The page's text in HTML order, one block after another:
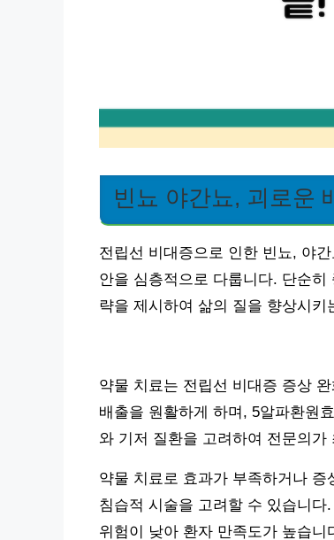
빈뇨 야간뇨, 괴로운
전립선 비대증으로 인한 빈뇨, 야
안을 심층적으로 다룹니다. 단순
략을 제시하여 삶의 질을 향상시키
약물 치료는 전립선 비대증 증상
배출을 원활하게 하며, 5알파환원
와 기저 질환을 고려하여 전문의가
약물 치료로 효과가 부족하거나
침습적 시술을 고려할 수 있습니
위험이 낮아 환자 만족도가 높습니